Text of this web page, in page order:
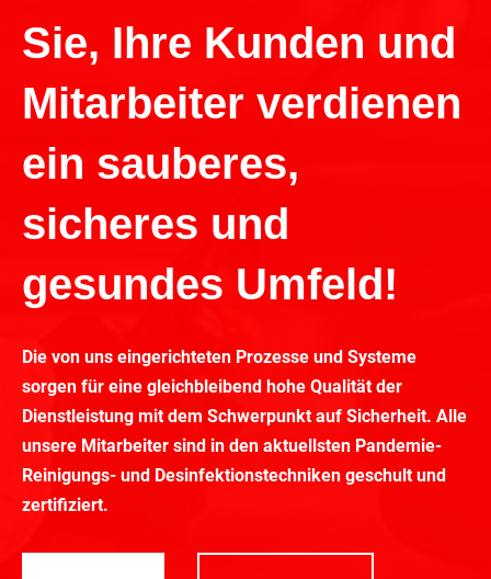
Sie, Ihre Kunden und
Mitarbeiter verdienen
ein sauberes,
sicheres und
gesundes Umfeld!
Die von uns eingerichteten Prozesse und Systeme
sorgen für eine gleichbleibend hohe Qualität der
Dienstleistung mit dem Schwerpunkt auf Sicherheit. Alle
unsere Mitarbeiter sind in den aktuellsten Pandemie-
Reinigungs- und Desinfektionstechniken geschult und
zertifiziert.